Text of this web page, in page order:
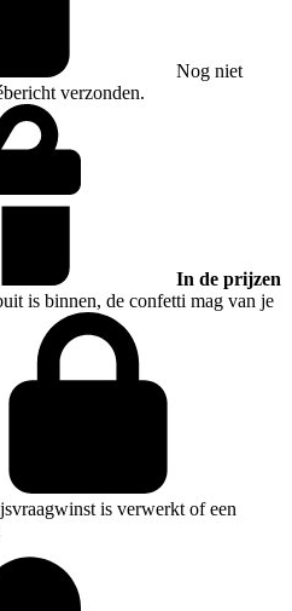
Nog niet
verzonden.
In de prijzen
is binnen, de confetti mag van je
is verwerkt of een